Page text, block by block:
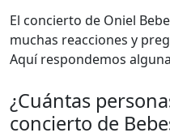
El concierto de Oniel
muchas reacciones y
Aquí respondemos
¿Cuántas
concierto de